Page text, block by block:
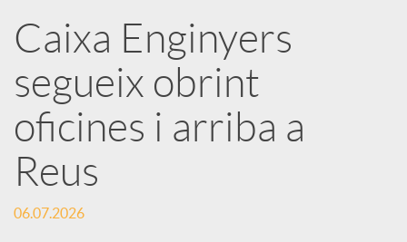
a
r
x
e
Caixa Enginyers
segueix obrint
oficines i arriba a
Reus
06.07.2026